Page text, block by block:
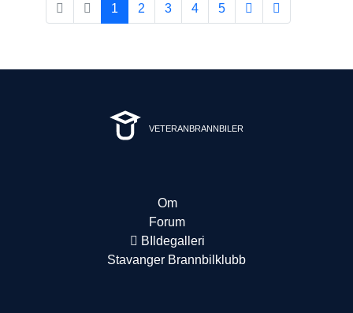
1 2 3 4 5
VETERANBRANNBILER
Om
Forum
BIldegalleri
Stavanger Brannbilklubb